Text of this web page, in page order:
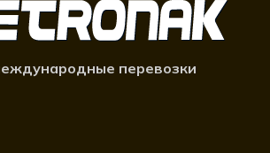
перевозки